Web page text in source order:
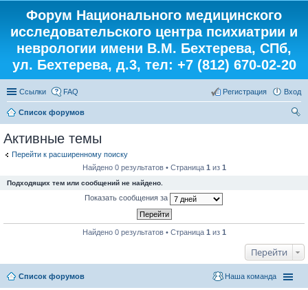
Форум Национального медицинского
исследовательского центра психиатрии и
неврологии имени В.М. Бехтерева, СПб,
ул. Бехтерева, д.3, тел: +7 (812) 670-02-20
Ссылки FAQ Вход
Регистрация
Список форумов
Активные темы
Перейти к расширенному поиску
Найдено 0 результатов • Страница 1 из 1
Подходящих тем или сообщений не найдено.
Показать сообщения за
Найдено 0 результатов • Страница 1 из 1
Перейти
Список форумов Наша команда